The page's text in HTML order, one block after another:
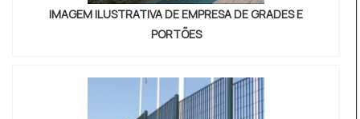
IMAGEM ILUSTRATIVA DE EMPRESA DE GRADES E
PORTÕES